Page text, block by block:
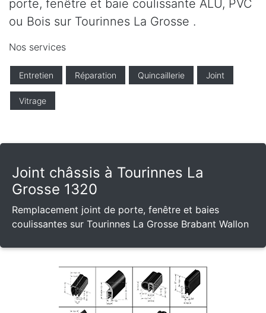
porte, fenêtre et baie coulissante ALU, PVC
ou Bois sur Tourinnes La Grosse .
Nos services
Entretien Réparation Quincaillerie Joint
Vitrage
Joint châssis à Tourinnes La
Grosse 1320
Remplacement joint de porte, fenêtre et baies
coulissantes sur Tourinnes La Grosse Brabant Wallon